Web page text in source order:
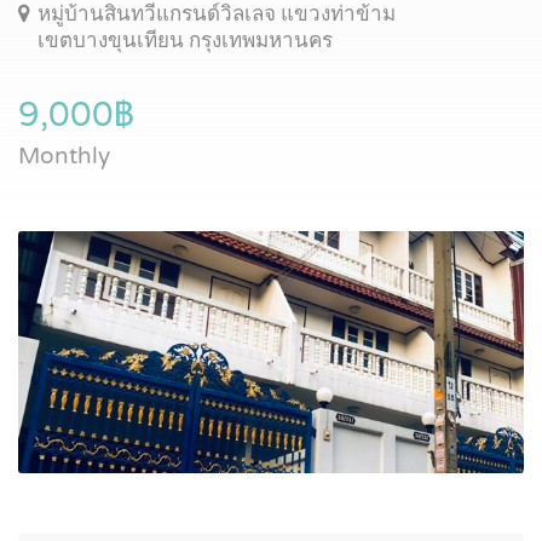
หมู่บ้านสินทวีแกรนด์วิลเลจ แขวงท่าข้าม
เขตบางขุนเทียน กรุงเทพมหานคร
9,000฿
Monthly